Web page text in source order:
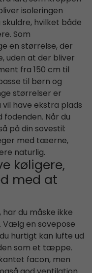
isoleringen
hvilket både
Som
en størrelse, der
uden at der bliver
fra 150 cm til
til børn og
størrelser er
vil have ekstra plads
Når du
på din sovestil:
med tæerne,
naturlig.
køligere,
med at
du måske ikke
Vælg en sovepose
hurtigt kan lufte ud
som et tæppe.
facon, men